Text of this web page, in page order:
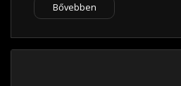
Bővebben